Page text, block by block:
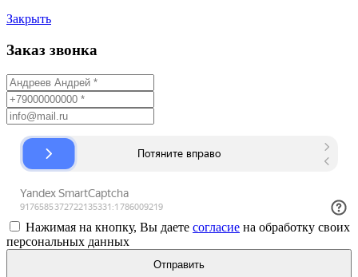
Закрыть
Заказ звонка
Нажимая на кнопку, Вы даете согласие на обработку своих
персональных данных
Отправить